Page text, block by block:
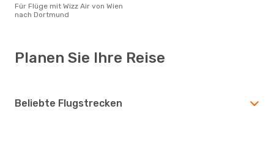
Für Flüge mit Wizz Air von Wien
nach Dortmund
Planen Sie Ihre Reise
Beliebte Flugstrecken